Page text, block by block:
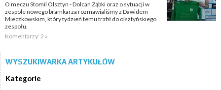
O meczu Stomil Olsztyn - Dolcan Ząbki oraz o sytuacji w
zespole nowego bramkarza rozmawialiśmy z Dawidem
Mieczkowskim, który tydzień temu trafił do olsztyńskiego
zespołu.
Komentarzy: 2 »
WYSZUKIWARKA ARTYKUŁÓW
Kategorie